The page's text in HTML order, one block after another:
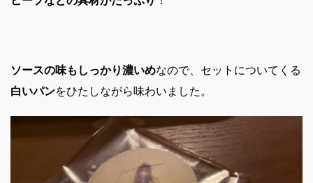
ソースの味もしっかり濃いめなので、セットについてくる
白いパンをひたしながら味わいました。